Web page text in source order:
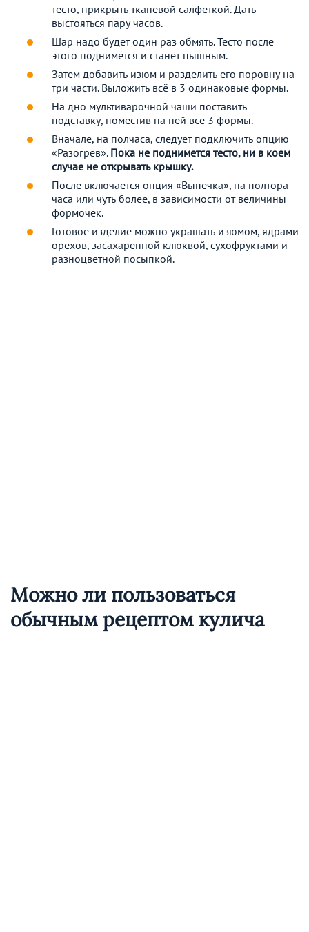
тесто, прикрыть тканевой салфеткой. Дать
выстояться пару часов.
Шар надо будет один раз обмять. Тесто после
этого поднимется и станет пышным.
Затем добавить изюм и разделить его поровну на
три части. Выложить всё в 3 одинаковые формы.
На дно мультиварочной чаши поставить
подставку, поместив на ней все 3 формы.
Вначале, на полчаса, следует подключить опцию
«Разогрев». Пока не поднимется тесто, ни в коем
случае не открывать крышку.
После включается опция «Выпечка», на полтора
часа или чуть более, в зависимости от величины
формочек.
Готовое изделие можно украшать изюмом, ядрами
орехов, засахаренной клюквой, сухофруктами и
разноцветной посыпкой.
Можно ли пользоваться
обычным рецептом кулича